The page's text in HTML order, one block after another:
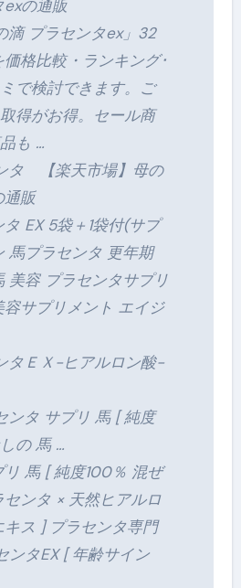
exの通販
滴 プラセンタex」32
格比較・ランキング･
で検討できます。ご
得がお得。セール商
も …
タ 【楽天市場】母の
通販
EX 5袋＋1袋付(サプ
馬プラセンタ 更年期
美容 プラセンタサプリ
容サプリメント エイジ
タＥＸ-ヒアルロン酸-
ンタ サプリ 馬 [ 純度
の 馬 …
リ 馬 [ 純度100％ 混ぜ
ンタ × 天然ヒアルロ
ス ] プラセンタ専門
ンタEX [ 年齢サイン